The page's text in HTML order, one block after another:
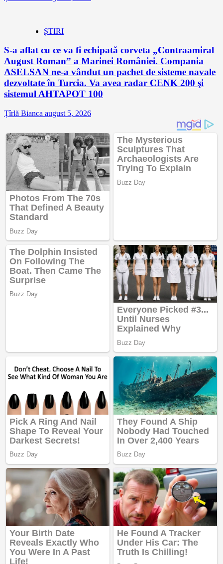
ȘTIRI
S-a aflat cu ce va fi echipată corveta „Contraamiral
August Roman” a Marinei României. Compania
ASELSAN ne-a vândut un pachet de sisteme navale
dezvoltate în Turcia. Va avea radar CENK 200 şi
sistemul AHTAPOT 100
Țîrlă Bianca august 5, 2026